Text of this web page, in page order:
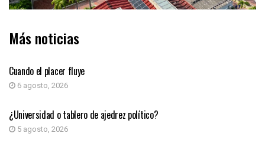
Más noticias
Cuando el placer fluye
6 agosto, 2026
COLUMNA DE OPINIÓN
¿Universidad o tablero de ajedrez político?
5 agosto, 2026